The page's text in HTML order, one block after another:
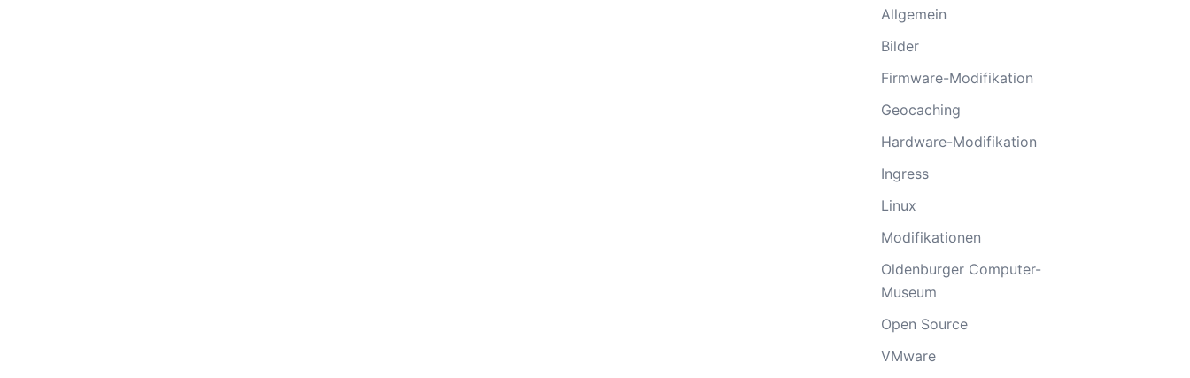
Allgemein
Bilder
Firmware-Modifikation
Geocaching
Hardware-Modifikation
Ingress
Linux
Modifikationen
Oldenburger Computer-
Museum
Open Source
VMware